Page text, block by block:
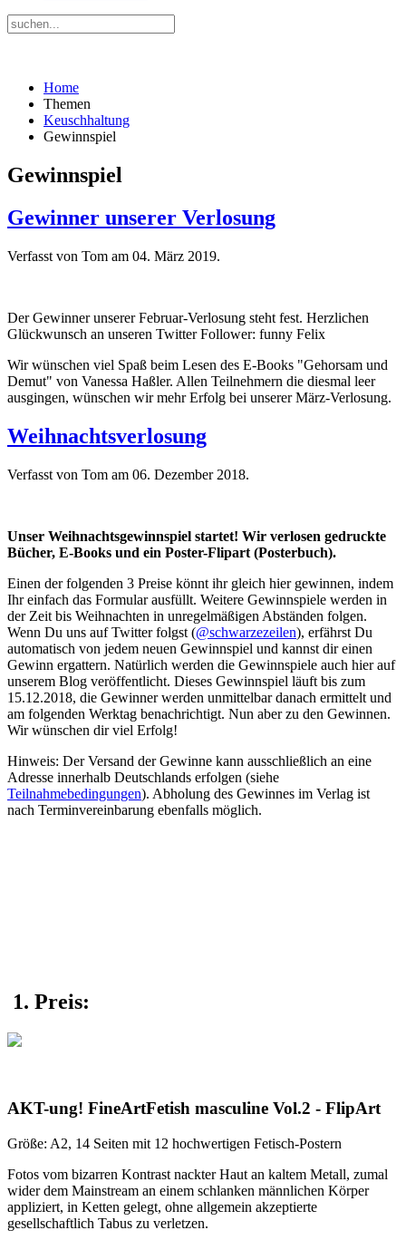
Home
Themen
Keuschhaltung
Gewinnspiel
Gewinnspiel
Gewinner unserer Verlosung
Verfasst von Tom am 04. März 2019.
Der Gewinner unserer Februar-Verlosung steht fest. Herzlichen
Glückwunsch an unseren Twitter Follower: funny Felix
Wir wünschen viel Spaß beim Lesen des E-Books "Gehorsam und
Demut" von Vanessa Haßler. Allen Teilnehmern die diesmal leer
ausgingen, wünschen wir mehr Erfolg bei unserer März-Verlosung.
Weihnachtsverlosung
Verfasst von Tom am 06. Dezember 2018.
Unser Weihnachtsgewinnspiel startet! Wir verlosen gedruckte
Bücher, E-Books und ein Poster-Flipart (Posterbuch).
Einen der folgenden 3 Preise könnt ihr gleich hier gewinnen, indem
Ihr einfach das Formular ausfüllt. Weitere Gewinnspiele werden in
der Zeit bis Weihnachten in unregelmäßigen Abständen folgen.
Wenn Du uns auf Twitter folgst (@schwarzezeilen), erfährst Du
automatisch von jedem neuen Gewinnspiel und kannst dir einen
Gewinn ergattern. Natürlich werden die Gewinnspiele auch hier auf
unserem Blog veröffentlicht. Dieses Gewinnspiel läuft bis zum
15.12.2018, die Gewinner werden unmittelbar danach ermittelt und
am folgenden Werktag benachrichtigt. Nun aber zu den Gewinnen.
Wir wünschen dir viel Erfolg!
Hinweis: Der Versand der Gewinne kann ausschließlich an eine
Adresse innerhalb Deutschlands erfolgen (siehe
Teilnahmebedingungen). Abholung des Gewinnes im Verlag ist
nach Terminvereinbarung ebenfalls möglich.
1. Preis:
AKT-ung! FineArtFetish masculine Vol.2 - FlipArt
Größe: A2, 14 Seiten mit 12 hochwertigen Fetisch-Postern
Fotos vom bizarren Kontrast nackter Haut an kaltem Metall, zumal
wider dem Mainstream an einem schlanken männlichen Körper
appliziert, in Ketten gelegt, ohne allgemein akzeptierte
gesellschaftlich Tabus zu verletzen.